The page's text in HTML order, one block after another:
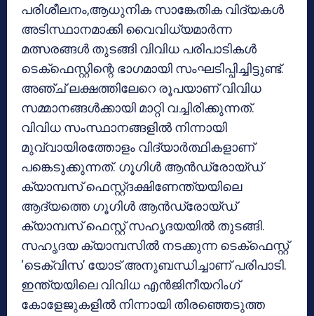
പരിശീലനം,ആധുനിക സാങ്കേതിക വിദ്യകള്‍
അടിസ്ഥാനമാക്കി വൈവിധ്യമാര്‍ന്ന
മത്സരങ്ങള്‍ തുടങ്ങി വിവിധ പരിപാടികള്‍
ടെക്‌ഫെസ്റ്റിന്റെ ഭാഗമായി സംഘടിപ്പിച്ചിട്ടുണ്ട്.
അഞ്ച് ലക്ഷത്തിലേറെ രൂപയാണ് വിവിധ
സമ്മാനങ്ങള്‍ക്കായി മാറ്റി വച്ചിരിക്കുന്നത്.
വിവിധ സംസ്ഥാനങ്ങളില്‍ നിന്നായി
മുവ്വായിരത്തോളം വിദ്യാര്‍ത്ഥികളാണ്
പങ്കെടുക്കുന്നത്. ഗൂഗിള്‍ ആന്‍ഡ്രോയ്ഡ്
ക്യാമ്പസ് ഫെസ്റ്റ്ദക്ഷിണേന്ത്യയിലെ
ആദ്യത്തെ ഗൂഗിള്‍ ആന്‍ഡ്രോയ്ഡ്
ക്യാമ്പസ് ഫെസ്റ്റ് സഹൃദയയില്‍ തുടങ്ങി.
സഹൃദയ ക്യാമ്പസില്‍ നടക്കുന്ന ടെക്‌ഫെസ്റ്റ്
‘ടെക്‌വിസ’ യോട് അനുബന്ധിച്ചാണ് പരിപാടി.
ഇന്ത്യയിലെ വിവിധ എന്‍ജിനീയറിംഗ്
കോളേജുകളില്‍ നിന്നായി തിരഞ്ഞെടുത്ത